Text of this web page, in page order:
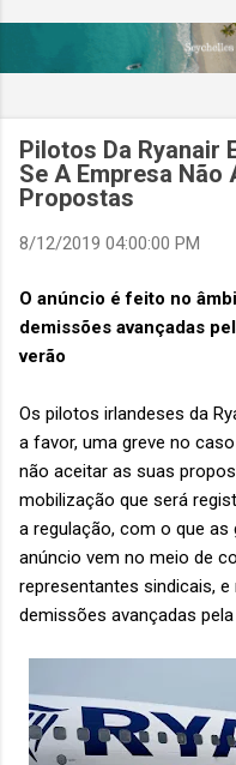
“Baggage IT Insights” de
desse importante estudo
custa ao setor US$ 6,3
extraviada acarreta um
lucro líquido médio de
cinco anulam o lucro de
Pilotos Da Ryanair
Se A Empresa Não
Propostas
8/12/2019 04:00:00 PM
O anúncio é feito no
demissões avançadas
verão
Os pilotos irlandeses da
a favor, uma greve no
não aceitar as suas
mobilização que será
a regulação, com o que
anúncio vem no meio de
representantes sindicais,
demissões avançadas